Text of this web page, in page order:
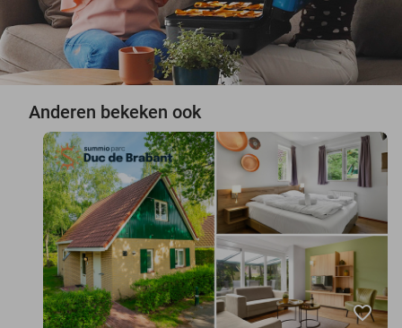
Anderen bekeken ook
favorite_border